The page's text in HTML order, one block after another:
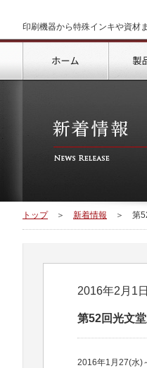
印刷機器から特殊インキや資材
トップ
トップ ＞ 新着情報 ＞ 第
2016年2月1日
第52回光文
2016年1月27(水)